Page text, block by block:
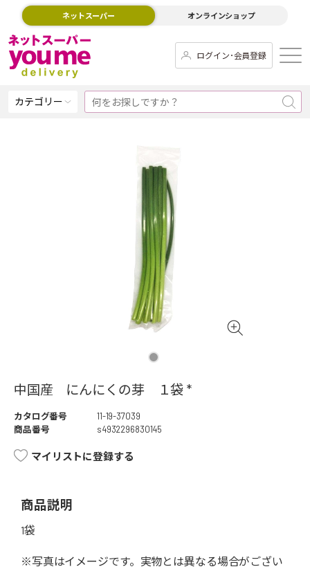
ネットスーパー オンラインショップ
ログイン･会員登録
カテゴリー
中国産 にんにくの芽 １袋 *
カタログ番号
11-19-37039
商品番号
s4932296830145
マイリストに登録する
商品説明
1袋
※写真はイメージです。実物とは異なる場合がござい